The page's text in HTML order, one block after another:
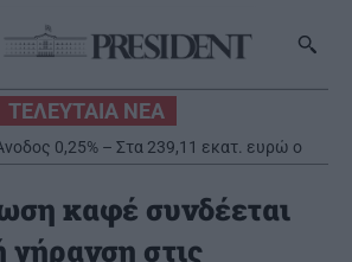
ΤΕΛΕΥΤΑΙΑ ΝΕΑ
0,25% – Στα 239,11 εκατ. ευρώ ο
τζίρος
καφέ συνδέεται
γήρανση στις